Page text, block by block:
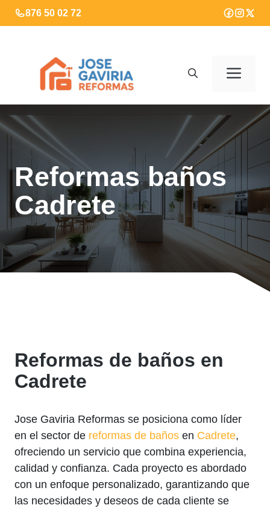
Saltar
al
876 50 02 72
Reformas baños
Cadrete
Reformas de baños en
Cadrete
Jose Gaviria Reformas se posiciona como líder
en el sector de reformas de baños en Cadrete,
ofreciendo un servicio que combina experiencia,
calidad y confianza. Cada proyecto es abordado
con un enfoque personalizado, garantizando que
las necesidades y deseos de cada cliente se